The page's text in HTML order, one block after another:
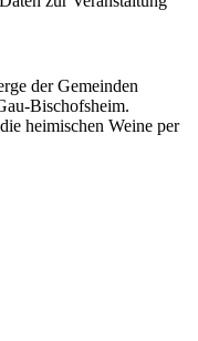
der Gemeinden
Bischofsheim.
heimischen Weine per